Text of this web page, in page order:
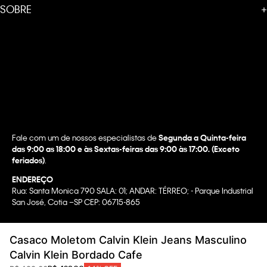
Casaco Moletom Calvin Klein Jeans Masculino
Calvin Klein Bordado Cafe
SOBRE +
Fale com um de nossos especialistas deSegunda a Quinta-feira
das 9:00 as 18:00 e às Sextas-feiras das 9:00 às 17:00. (Exceto
feriados)
ENDEREÇO
Rua: Santa Monica 790 SALA: 01; ANDAR: TÉRREO; - Parque Industrial
San José, Cotia –SP CEP: 06715-865
WBR INDUSTRIA E COMERCIO DE VESTUARIO LTDA.
CNPJ 07.296.319/0058-90